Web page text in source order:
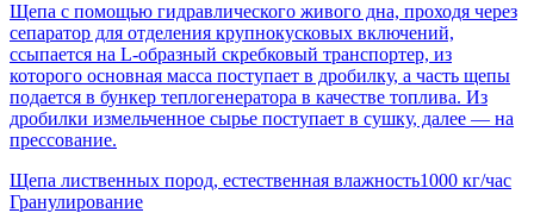
Щепа с помощью гидравлического живого дна, проходя через
сепаратор для отделения крупнокусковых включений,
ссыпается на L-образный скребковый транспортер, из
которого основная масса поступает в дробилку, а часть щепы
подается в бункер теплогенератора в качестве топлива. Из
дробилки измельченное сырье поступает в сушку, далее — на
прессование.
Щепа лиственных пород, естественная влажность1000 кг/час
Гранулирование